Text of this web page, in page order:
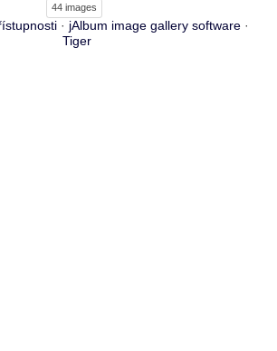
44 images
· jAlbum image gallery software·
Tiger